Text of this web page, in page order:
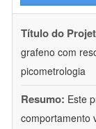
Título do
grafeno com
picometrologia
Resumo: Este
comportamento